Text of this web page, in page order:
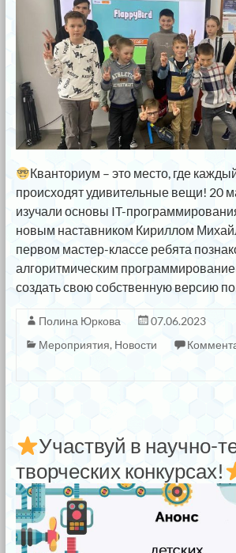
Кванториум – это место, где
происходят удивительные вещи! 20
изучали основы IT-
новым наставником Кириллом
первом мастер-классе ребята
алгоритмическим
создать свою собственную версию
Полина Юркова
07.06.2023
Мероприятия, Новости
Участвуй в научно-
творческих конкурсах!